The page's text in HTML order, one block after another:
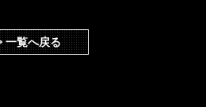
一覧へ戻る